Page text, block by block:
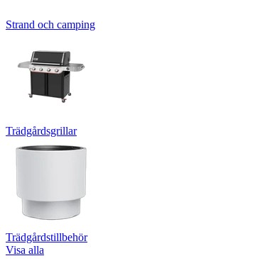
Strand och camping
Trädgårdsgrillar
Trädgårdstillbehör
Visa alla